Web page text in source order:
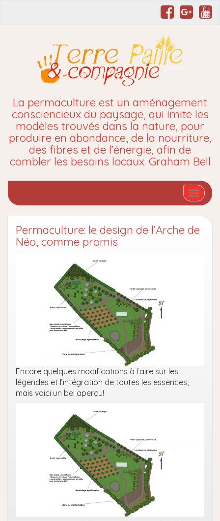
La permaculture est un aménagement
consciencieux du paysage, qui imite les
modèles trouvés dans la nature, pour
produire en abondance, de la nourriture,
des fibres et de l’énergie, afin de
combler les besoins locaux. Graham Bell
Permaculture: le design de l’Arche de
Néo, comme promis
Encore quelques modifications à faire sur les
légendes et l’intégration de toutes les essences,
mais voici un bel aperçu!